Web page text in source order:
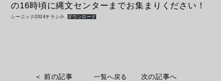
の16時頃に縄文センターまでお集まりください！
シーニック2024チラシ小 ダウンロード
＜前の記事
一覧へ戻る
次の記事へ